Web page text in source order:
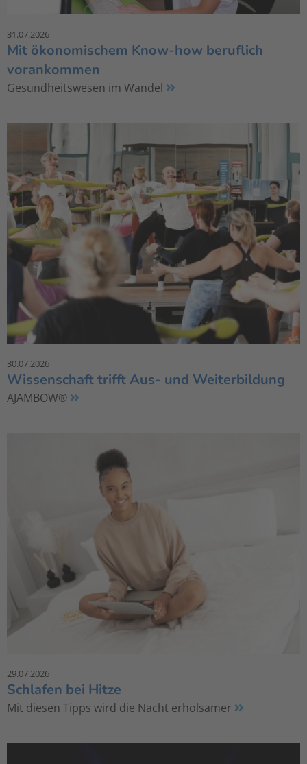
31.07.2026
Mit ökonomischem Know-how beruflich
vorankommen
Gesundheitswesen im Wandel
30.07.2026
Wissenschaft trifft Aus- und Weiterbildung
AJAMBOW®
29.07.2026
Schlafen bei Hitze
Mit diesen Tipps wird die Nacht erholsamer